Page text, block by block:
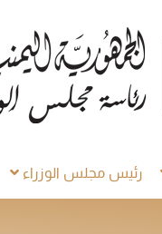
رئيس مجلس الوزراء